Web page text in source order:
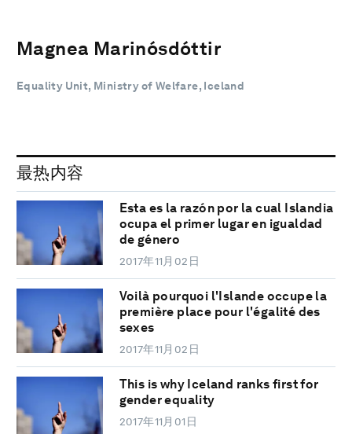
Magnea Marinósdóttir
Equality Unit, Ministry of Welfare, Iceland
最热内容
Esta es la razón por la cual Islandia
ocupa el primer lugar en igualdad
de género
2017年11月02日
Voilà pourquoi l'Islande occupe la
première place pour l'égalité des
sexes
2017年11月02日
This is why Iceland ranks first for
gender equality
2017年11月01日